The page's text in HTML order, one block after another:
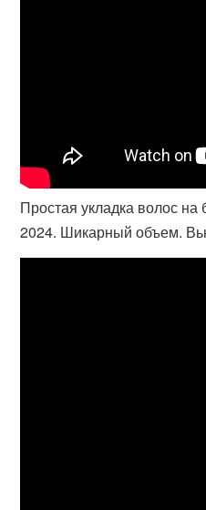
Простая укладка волос на
2024. Шикарный объем.